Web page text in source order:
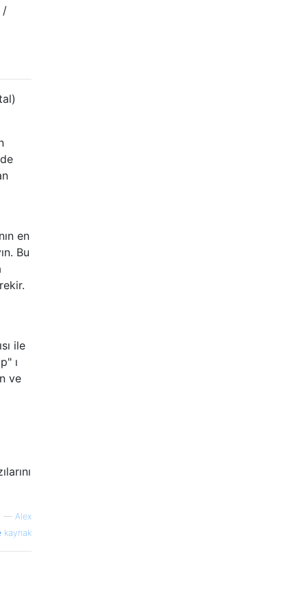
/
en
Bu
ile
ı
ve
— Alex
kaynak